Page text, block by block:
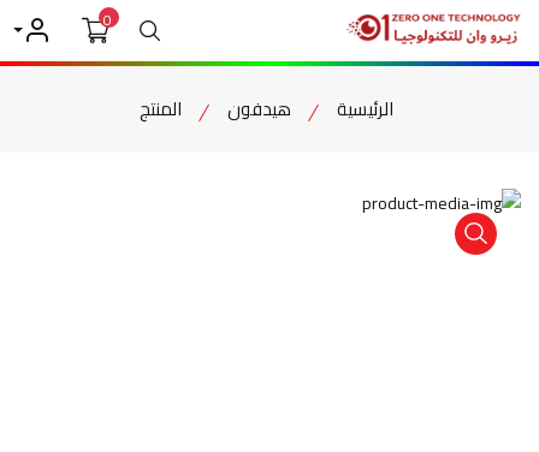
بحث0
حسابي
الرئيسية هيدفون المنتج
item view